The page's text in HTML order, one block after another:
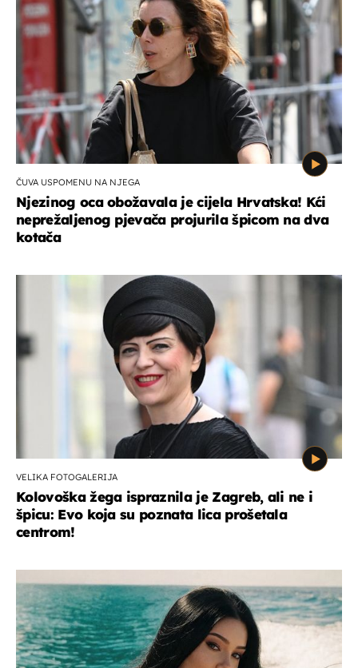
ČUVA USPOMENU NA NJEGA
Njezinog oca obožavala je cijela Hrvatska! Kći
neprežaljenog pjevača projurila špicom na dva
kotača
VELIKA FOTOGALERIJA
Kolovoška žega ispraznila je Zagreb, ali ne i
špicu: Evo koja su poznata lica prošetala
centrom!